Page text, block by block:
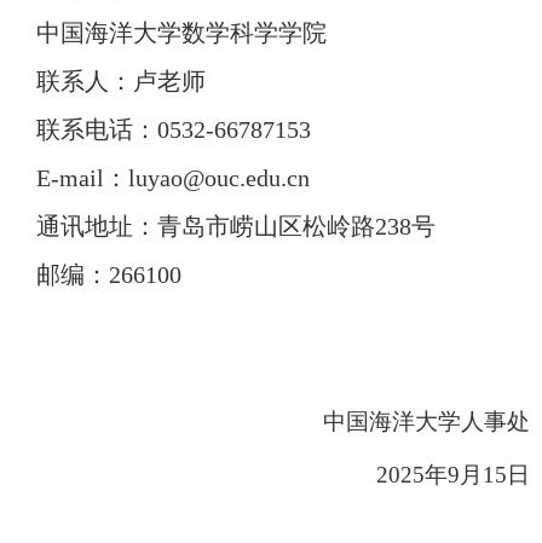
中国海洋大学数学科学学院
联系人：卢老师
联系电话： 0532-66787153
E-mail：luyao@ouc.edu.cn
通讯地址：青岛市崂山区松岭路238号
邮编： 266100
中国海洋大学人事处
2025年9月 1 5 日